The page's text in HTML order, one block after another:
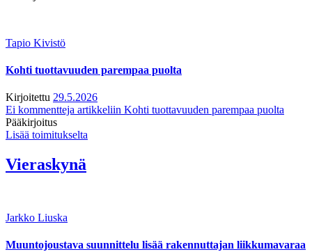
Tapio Kivistö
Kohti tuottavuuden parempaa puolta
Kirjoitettu 29.5.2026
Ei kommentteja artikkeliin Kohti tuottavuuden parempaa puolta
Pääkirjoitus
Lisää toimitukselta
Vieraskynä
Jarkko Liuska
Muuntojoustava suunnittelu lisää rakennuttajan liikkumavaraa